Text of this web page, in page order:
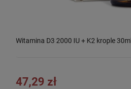
Witamina D3 2000 IU + K2 krople 30ml
47,29 zł